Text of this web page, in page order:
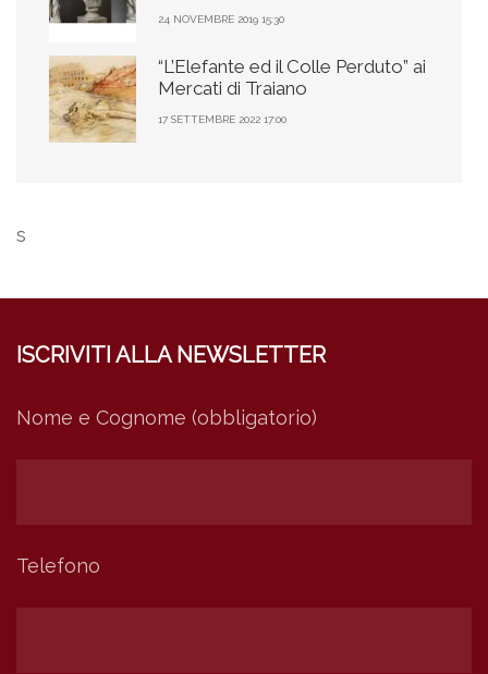
24 NOVEMBRE 2019 15:30
“L’Elefante ed il Colle Perduto” ai
Mercati di Traiano
17 SETTEMBRE 2022 17:00
s
ISCRIVITI ALLA NEWSLETTER
Nome e Cognome (obbligatorio)
Telefono